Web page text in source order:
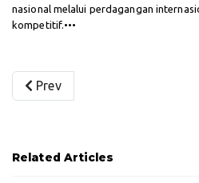
nasional melalui perdagangan
kompetitif.•••
Previous article: Creator
Prev
Related Articles